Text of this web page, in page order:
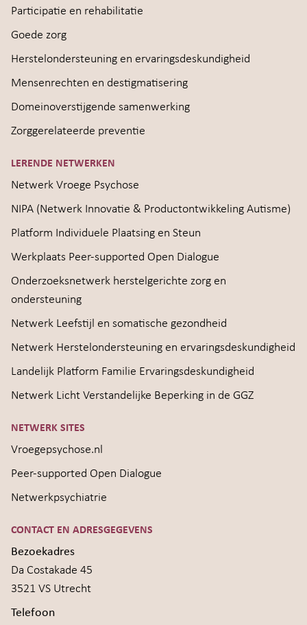
Participatie en rehabilitatie
Goede zorg
Herstelondersteuning en ervaringsdeskundigheid
Mensenrechten en destigmatisering
Domeinoverstijgende samenwerking
Zorggerelateerde preventie
LERENDE NETWERKEN
Netwerk Vroege Psychose
NIPA (Netwerk Innovatie & Productontwikkeling Autisme)
Platform Individuele Plaatsing en Steun
Werkplaats Peer-supported Open Dialogue
Onderzoeksnetwerk herstelgerichte zorg en
ondersteuning
Netwerk Leefstijl en somatische gezondheid
Netwerk Herstelondersteuning en ervaringsdeskundigheid
Landelijk Platform Familie Ervaringsdeskundigheid
Netwerk Licht Verstandelijke Beperking in de GGZ
NETWERK SITES
Vroegepsychose.nl
Peer-supported Open Dialogue
Netwerkpsychiatrie
CONTACT EN ADRESGEGEVENS
Bezoekadres
Da Costakade 45
3521 VS Utrecht
Telefoon